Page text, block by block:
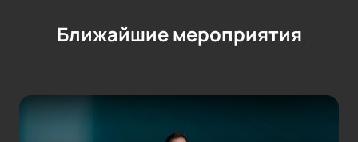
Ближайшие мероприятия